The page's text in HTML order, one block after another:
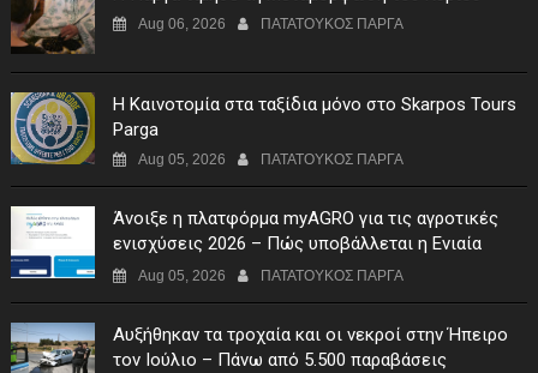
Aug 06, 2026 ΠΑΤΑΤΟΥΚΟΣ ΠΑΡΓΑ
Η Καινοτομία στα ταξίδια μόνο στο Skarpos Tours
Parga
Aug 05, 2026 ΠΑΤΑΤΟΥΚΟΣ ΠΑΡΓΑ
Άνοιξε η πλατφόρμα myAGRO για τις αγροτικές
ενισχύσεις 2026 – Πώς υποβάλλεται η Ενιαία
Αίτηση Ενίσχυσης
Aug 05, 2026 ΠΑΤΑΤΟΥΚΟΣ ΠΑΡΓΑ
Αυξήθηκαν τα τροχαία και οι νεκροί στην Ήπειρο
τον Ιούλιο – Πάνω από 5.500 παραβάσεις